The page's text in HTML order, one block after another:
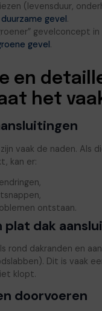
(levensduur,
duurzame gevel.
gevelconcept
gevel.
en
het
vaak de naden. Als
kan er:
ontstaan.
plat dak
rond dakranden en
Dit is vaak
klopt.
doorvoeren